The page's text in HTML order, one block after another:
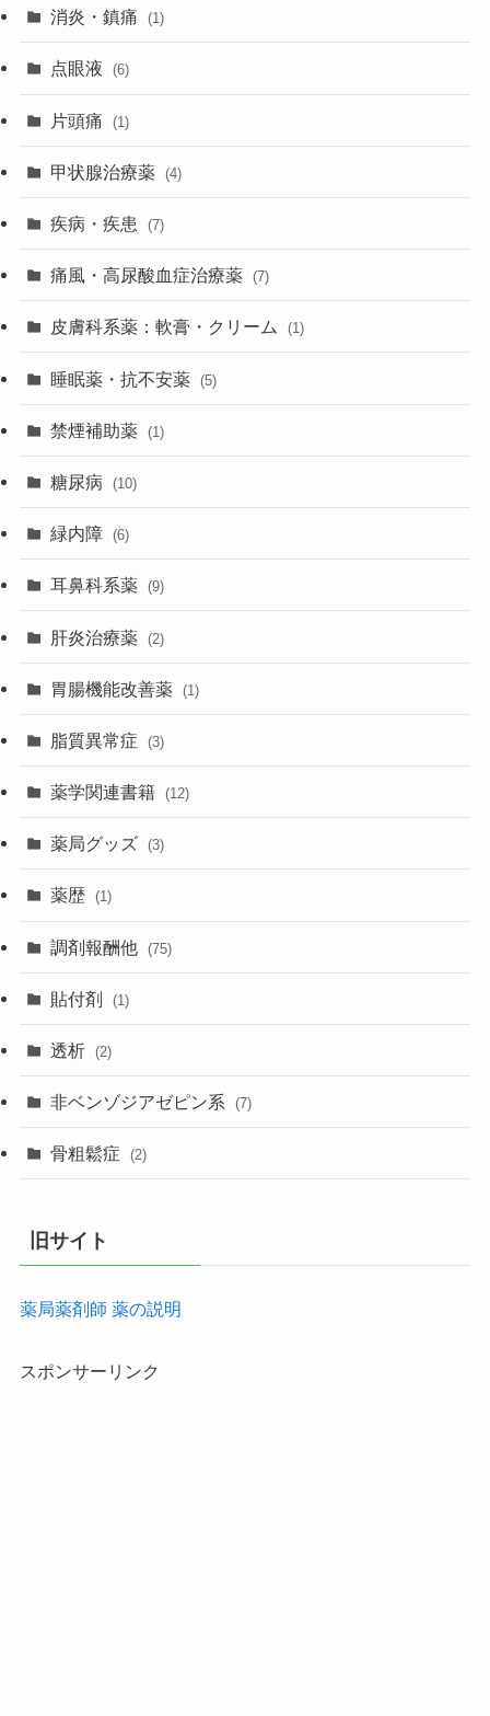
消炎・鎮痛 (1)
点眼液 (6)
片頭痛 (1)
甲状腺治療薬 (4)
疾病・疾患 (7)
痛風・高尿酸血症治療薬 (7)
皮膚科系薬：軟膏・クリーム (1)
睡眠薬・抗不安薬 (5)
禁煙補助薬 (1)
糖尿病 (10)
緑内障 (6)
耳鼻科系薬 (9)
肝炎治療薬 (2)
胃腸機能改善薬 (1)
脂質異常症 (3)
薬学関連書籍 (12)
薬局グッズ (3)
薬歴 (1)
調剤報酬他 (75)
貼付剤 (1)
透析 (2)
非ベンゾジアゼピン系 (7)
骨粗鬆症 (2)
旧サイト
薬局薬剤師 薬の説明
スポンサーリンク